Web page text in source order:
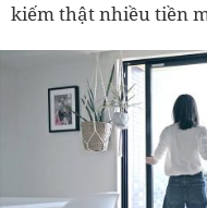
kiếm thật nhiều tiền